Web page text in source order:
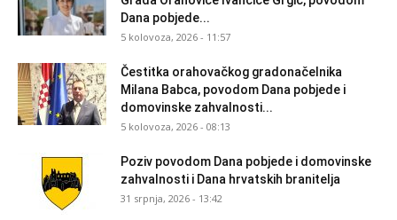
Dana pobjede...
5 kolovoza, 2026 - 11:57
Čestitka orahovačkog gradonačelnika
Milana Babca, povodom Dana pobjede i
domovinske zahvalnosti...
5 kolovoza, 2026 - 08:13
Poziv povodom Dana pobjede i domovinske
zahvalnosti i Dana hrvatskih branitelja
31 srpnja, 2026 - 13:42